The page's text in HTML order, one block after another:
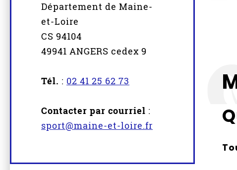
Département de Maine-
et-Loire
CS 94104
49941 ANGERS cedex 9
Tél. : 02 41 25 62 73
Contacter par courriel :
sport@maine-et-loire.fr